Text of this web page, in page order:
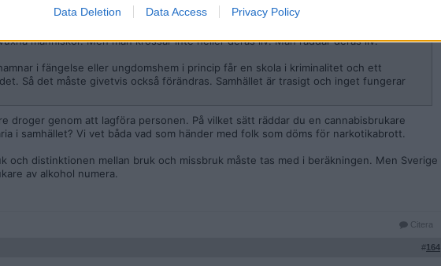
Data Deletion Data Access Privacy Policy
människor. Men man krossar inte heller deras liv. Man räddar deras liv.
i fängelse eller ungdomshem i princip får en skola i kriminalitet och ett
Så det måste givetvis också förändras. Samhället är trasigt och inget fungerar
droger genom att lagföra personen. På vilket sätt räddar du en cannabisbrukare
i samhället? Vi vet båda vad som händer med folk som döms för narkotikabrott.
och distinktionen mellan bruk och missbruk måste tas med i beräkningen. Men Sverige
av alkohol numera.
Citera
#164